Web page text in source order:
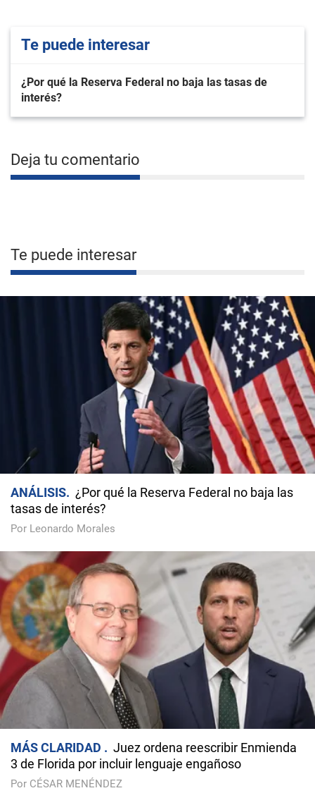
Te puede interesar
¿Por qué la Reserva Federal no baja las tasas de
interés?
Deja tu comentario
Te puede interesar
ANÁLISIS
¿Por qué la Reserva Federal no baja las
tasas de interés?
Por Leonardo Morales
MÁS CLARIDAD
Juez ordena reescribir Enmienda
3 de Florida por incluir lenguaje engañoso
Por CÉSAR MENÉNDEZ